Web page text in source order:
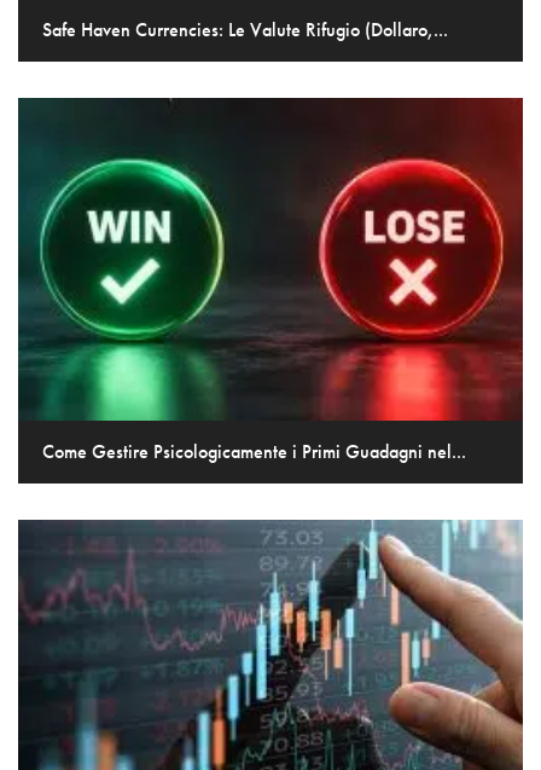
Safe Haven Currencies: Le Valute Rifugio (Dollaro,...
Come Gestire Psicologicamente i Primi Guadagni nel...